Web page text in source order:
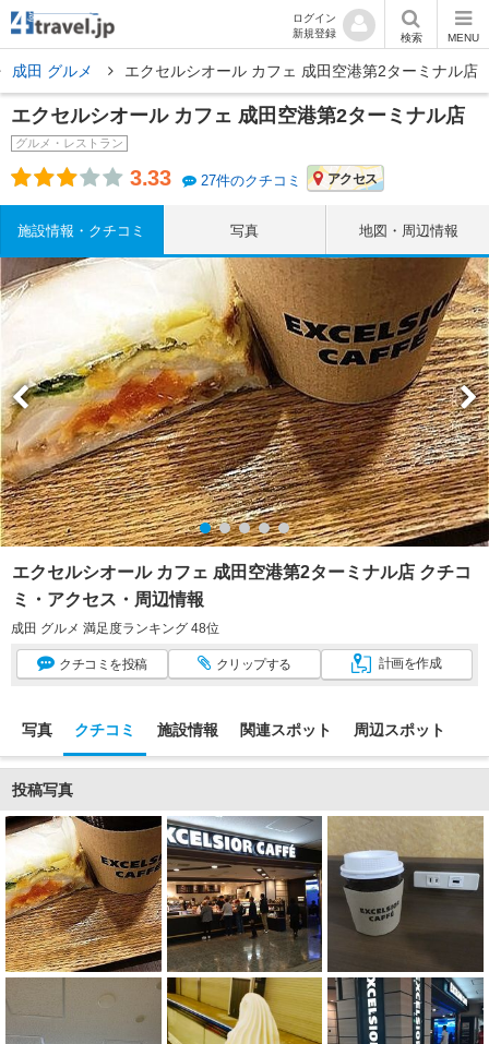
ログイン
新規登録
検索 MENU
成田 グルメ エクセルシオール カフェ 成田空港第2ターミナル店
エクセルシオール カフェ 成田空港第2ターミナル店
グルメ・レストラン
3.33 27件のクチコミ アクセス
施設情報・クチコミ 写真 地図・周辺情報
エクセルシオール カフェ 成田空港第2ターミナル店 クチコ
ミ・アクセス・周辺情報
成田 グルメ 満足度ランキング 48位
クチコミ を投稿 クリップする 計画を作成
写真 クチコミ 施設情報 関連スポット 周辺スポット
投稿写真